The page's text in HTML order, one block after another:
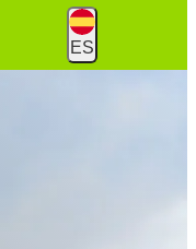
ES